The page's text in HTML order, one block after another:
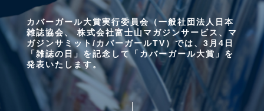
カバーガール大賞実行委員会（一般社団法人日本
雑誌協会、 株式会社富士山マガジンサービス、マ
ガジンサミット/カバーガールTV）では、3月4日
「雑誌の日」を記念して「カバーガール大賞」を
発表いたします。